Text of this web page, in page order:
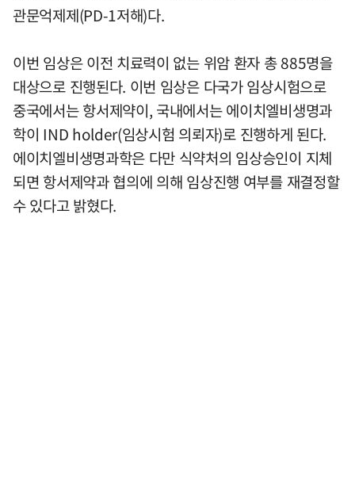
관문억제제(PD-1저해)다.
이번 임상은 이전 치료력이 없는 위암 환자 총 885명을
대상으로 진행된다. 이번 임상은 다국가 임상시험으로
중국에서는 항서제약이, 국내에서는 에이치엘비생명과
학이 IND holder(임상시험 의뢰자)로 진행하게 된다.
에이치엘비생명과학은 다만 식약처의 임상승인이 지체
되면 항서제약과 협의에 의해 임상진행 여부를 재결정할
수 있다고 밝혔다.